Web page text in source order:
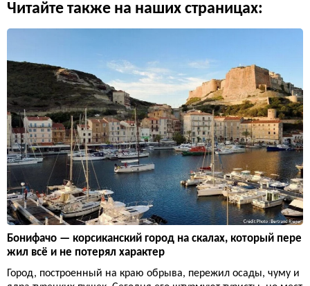
Читайте также на наших страницах:
Бонифачо — корсиканский город на скалах, который пере
жил всё и не потерял характер
Город, построенный на краю обрыва, пережил осады, чуму и